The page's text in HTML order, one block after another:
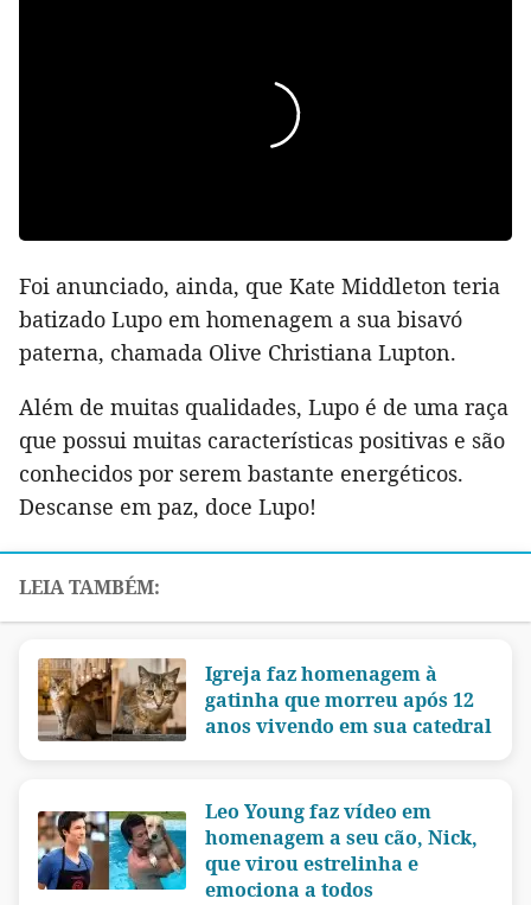
Foi anunciado, ainda, que Kate Middleton teria
batizado Lupo em homenagem a sua bisavó
paterna, chamada Olive Christiana Lupton.
Além de muitas qualidades, Lupo é de uma raça
que possui muitas características positivas e são
conhecidos por serem bastante energéticos.
Descanse em paz, doce Lupo!
Igreja faz homenagem à
gatinha que morreu após 12
anos vivendo em sua catedral
Leo Young faz vídeo em
homenagem a seu cão, Nick,
que virou estrelinha e
emociona a todos